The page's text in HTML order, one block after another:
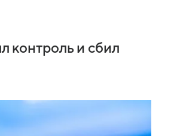
контроль и сбил